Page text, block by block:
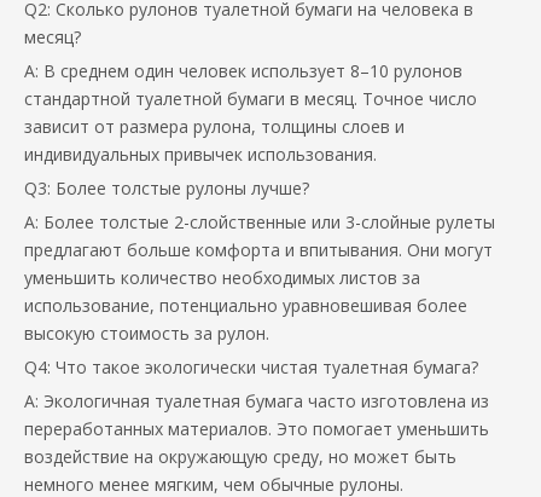
Q2: Сколько рулонов туалетной бумаги на человека в
месяц?
A: В среднем один человек использует 8–10 рулонов
стандартной туалетной бумаги в месяц. Точное число
зависит от размера рулона, толщины слоев и
индивидуальных привычек использования.
Q3: Более толстые рулоны лучше?
A: Более толстые 2-слойственные или 3-слойные рулеты
предлагают больше комфорта и впитывания. Они могут
уменьшить количество необходимых листов за
использование, потенциально уравновешивая более
высокую стоимость за рулон.
Q4: Что такое экологически чистая туалетная бумага?
A: Экологичная туалетная бумага часто изготовлена ​​из
переработанных материалов. Это помогает уменьшить
воздействие на окружающую среду, но может быть
немного менее мягким, чем обычные рулоны.